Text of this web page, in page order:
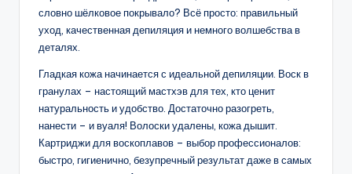
словно шёлковое покрывало? Всё просто: правильный
уход, качественная депиляция и немного волшебства в
деталях.
Гладкая кожа начинается с идеальной депиляции. Воск в
гранулах – настоящий мастхэв для тех, кто ценит
натуральность и удобство. Достаточно разогреть,
нанести – и вуаля! Волоски удалены, кожа дышит.
Картриджи для воскоплавов – выбор профессионалов:
быстро, гигиенично, безупречный результат даже в самых